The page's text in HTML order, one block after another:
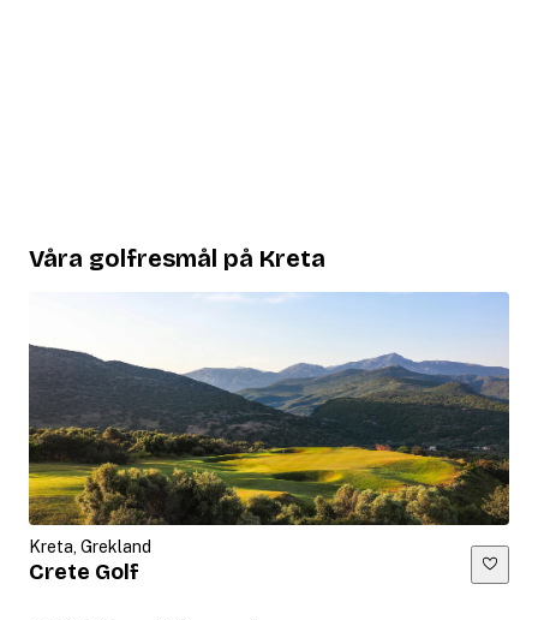
Våra golfresmål på Kreta
Kreta, Grekland
Crete Golf